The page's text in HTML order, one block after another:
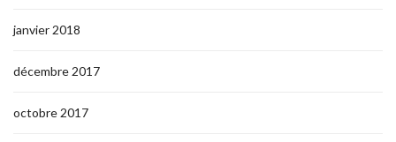
janvier 2018
décembre 2017
octobre 2017